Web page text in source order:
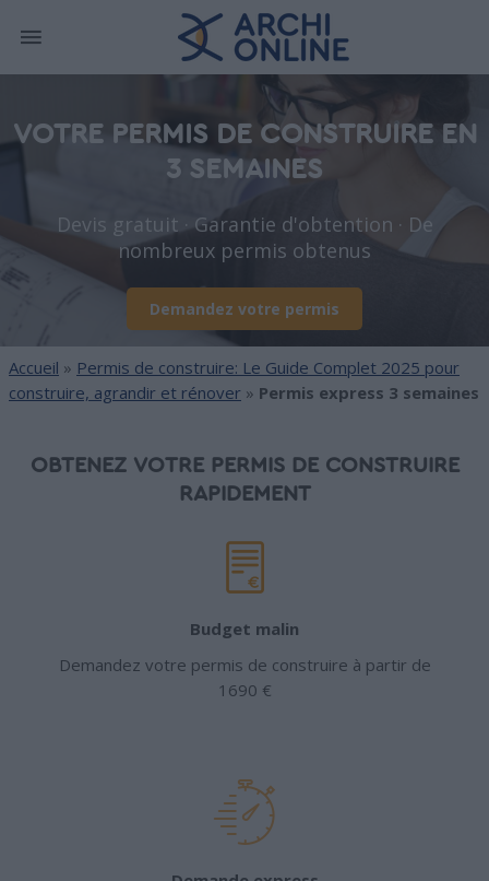
VOTRE PERMIS DE CONSTRUIRE EN
3 SEMAINES
Devis gratuit · Garantie d'obtention · De
nombreux permis obtenus
Demandez votre permis
Accueil » Permis de construire: Le Guide Complet 2025 pour
construire, agrandir et rénover » Permis express 3 semaines
OBTENEZ VOTRE PERMIS DE CONSTRUIRE
RAPIDEMENT
Budget malin
Demandez votre permis de construire à partir de
1690 €